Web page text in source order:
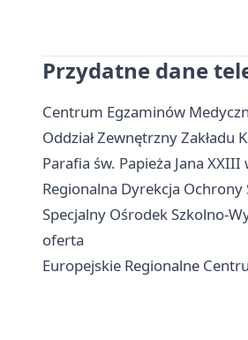
Przydatne dane
Centrum Egzaminów
Oddział Zewnętrzny Zakładu
Parafia św. Papieża Jana
Regionalna Dyrekcja
Specjalny Ośrodek Szkolno-
oferta
Europejskie Regionalne